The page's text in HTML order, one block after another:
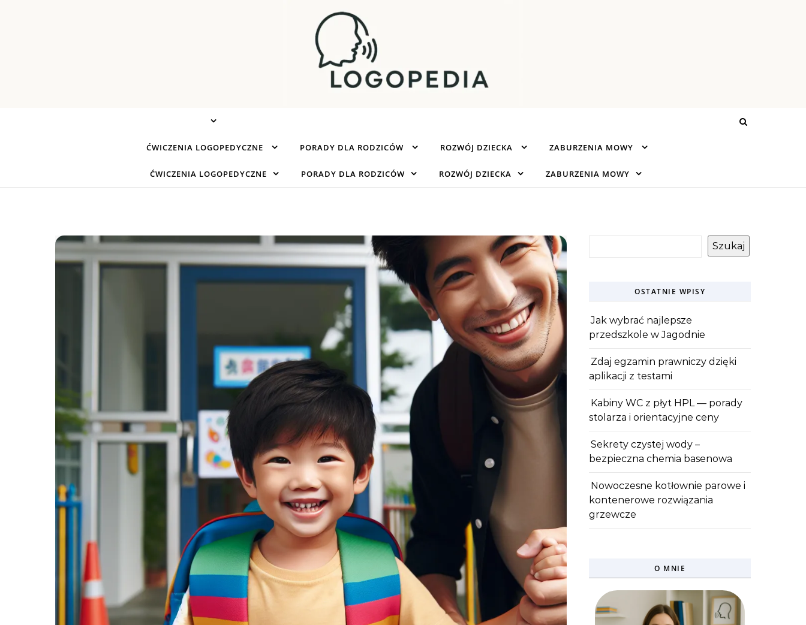
ĆWICZENIA LOGOPEDYCZNE PORADY DLA RODZICÓW ROZWÓJ DZIECKA ZABURZENIA MOWY
ĆWICZENIA LOGOPEDYCZNE PORADY DLA RODZICÓW ROZWÓJ DZIECKA ZABURZENIA MOWY
Szukaj
OSTATNIE WPISY
Jak wybrać najlepsze
przedszkole w Jagodnie
Zdaj egzamin prawniczy dzięki
aplikacji z testami
Kabiny WC z płyt HPL — porady
stolarza i orientacyjne ceny
Sekrety czystej wody –
bezpieczna chemia basenowa
Nowoczesne kotłownie parowe i
kontenerowe rozwiązania
grzewcze
O MNIE